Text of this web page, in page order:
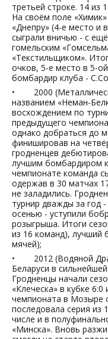
третьей строке. 14 из
На своём поле
«Днепру» (4-е место и
сыграли вничью - с
гомельским
«Текстильщиком».
очков, 5-е место в 5-
бомбардир клуба -
• 2000
названием «Неман-
восхождением по
предыдущего
однако добраться до
финишировав на
гродненцев
лучшим бомбардиром
чемпионате команда
одержав в 30 матчах
не заладились.
турнир дважды за год
осенью - уступили
розыгрыша. Итоги
из 16 команд), лучший
мячей);
• 2012 (Водяной
Беларуси в
Гродненцы начали
«Клеческа» в кубке
чемпионата в Мозыре
последовала серия
числе и в
«Минска». Вновь